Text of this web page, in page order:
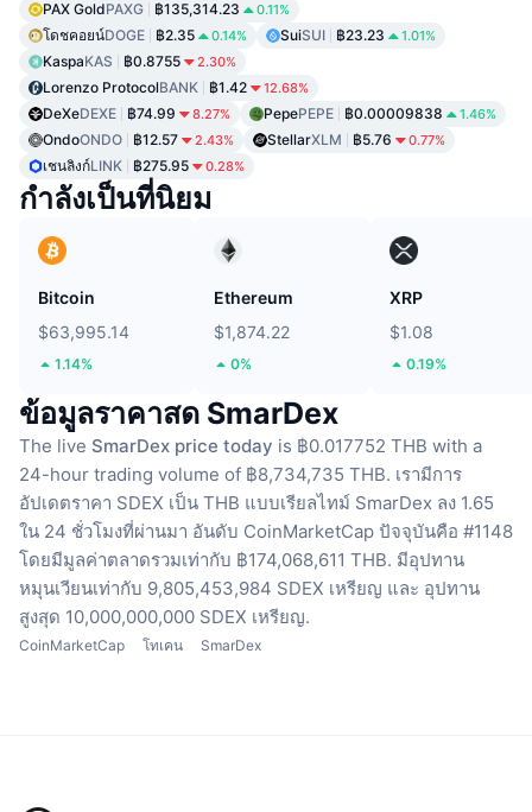
PAX GoldPAXG ฿135,314.23 0.11%
โดชคอยน์DOGE ฿2.35 0.14% SuiSUI ฿23.23 1.01%
KaspaKAS ฿0.8755 2.30%
Lorenzo ProtocolBANK ฿1.42 12.68%
DeXeDEXE ฿74.99 8.27% PepePEPE ฿0.00009838 1.46%
OndoONDO ฿12.57 2.43% StellarXLM ฿5.76 0.77%
เชนลิงก์LINK ฿275.95 0.28%
กำลังเป็นที่นิยม
Bitcoin
$63,995.14
1.14%
Ethereum
$1,874.22
0%
XRP
$1.08
0.19%
ข้อมูลราคาสด SmarDex
The live SmarDex price today is ฿0.017752 THB with a
24-hour trading volume of ฿8,734,735 THB. เรามีการ
อัปเดตราคา SDEX เป็น THB แบบเรียลไทม์ SmarDex ลง 1.65
ใน 24 ชั่วโมงที่ผ่านมา อันดับ CoinMarketCap ปัจจุบันคือ #1148
โดยมีมูลค่าตลาดรวมเท่ากับ ฿174,068,611 THB. มีอุปทาน
หมุนเวียนเท่ากับ 9,805,453,984 SDEX เหรียญ และ อุปทาน
สูงสุด 10,000,000,000 SDEX เหรียญ.
CoinMarketCap โทเคน SmarDex